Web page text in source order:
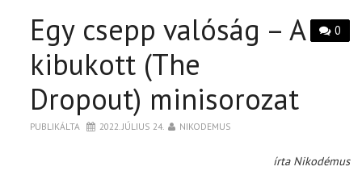
0
Egy csepp valóság – A
kibukott (The
Dropout) minisorozat
PUBLIKÁLTA 2022. JÚLIUS 24. NIKODEMUS
írta Nikodémus